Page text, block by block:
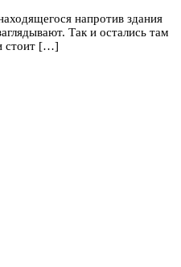
напротив здания
Так и остались там
стоит […]